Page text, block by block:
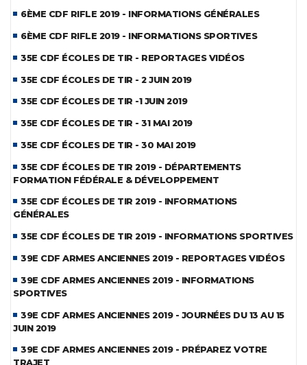
6ÈME CDF RIFLE 2019 - INFORMATIONS GÉNÉRALES
6ÈME CDF RIFLE 2019 - INFORMATIONS SPORTIVES
35E CDF ÉCOLES DE TIR - REPORTAGES VIDÉOS
35E CDF ÉCOLES DE TIR - 2 JUIN 2019
35E CDF ÉCOLES DE TIR -1 JUIN 2019
35E CDF ÉCOLES DE TIR - 31 MAI 2019
35E CDF ÉCOLES DE TIR - 30 MAI 2019
35E CDF ÉCOLES DE TIR 2019 - DÉPARTEMENTS
FORMATION FÉDÉRALE & DÉVELOPPEMENT
35E CDF ÉCOLES DE TIR 2019 - INFORMATIONS
GÉNÉRALES
35E CDF ÉCOLES DE TIR 2019 - INFORMATIONS SPORTIVES
39E CDF ARMES ANCIENNES 2019 - REPORTAGES VIDÉOS
39E CDF ARMES ANCIENNES 2019 - INFORMATIONS
SPORTIVES
39E CDF ARMES ANCIENNES 2019 - JOURNÉES DU 13 AU 15
JUIN 2019
39E CDF ARMES ANCIENNES 2019 - PRÉPAREZ VOTRE
TRAJET